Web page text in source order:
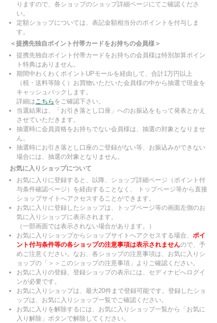
りますので、各ショップのショップ詳細ページにてご確認くださ
い。
定額ショップについては、表記金額相当分のポイントを付与しま
す。
＜提携先独自ポイント付帯カードをお持ちの会員様＞
提携先独自ポイント付帯カードをお持ちの会員様は特別加算ポイン
ト特典はありません。
期間中わくわくポイントUPモールを経由して、合計1万円以上
（税・送料等除く）お買物いただいた会員様の中から抽選で現金を
キャッシュバックします。
詳細はこちら をご確認下さい。
当選結果は、「お引き落とし口座」へのお振込をもって発表とかえ
させていただきます。
抽選時に会員資格をお持ちでない会員様は、抽選の対象となりませ
ん。
抽選時にお引き落とし口座のご登録がない等、お振込みができない
場合には、抽選の対象となりません。
お気に入りショップについて
お気に入りに登録すると、以降、ショップ詳細ページ（ポイント付
与条件確認ページ）を経由することなく、 トップページ等から直接
ショップサイトへアクセスすることができます。
お気に入りに登録したショップは、トップページ等の画面左側のお
気に入りショップに表示されます。
（一部画面では表示されない場合があります。）
お気に入りショップからショップサイトへアクセスする場合、 ポイ
ント付与条件等の各ショップの注意事項は表示されませんので、予
めご注意ください。なお、各ショップの注意事項は、お気に入りシ
ョップの「＞＞このショップの注意事項」よりご確認ください。
お気に入りの登録、登録ショップの表示には、セディナビへログイ
ンが必要です。
お気に入りショップは、最大20件まで登録可能です。登録したショ
ップは、お気に入りショップ一覧でご確認ください。
お気に入りを解除するには、お気に入りショップ一覧から「お気に
入り解除」ボタンで解除してください。